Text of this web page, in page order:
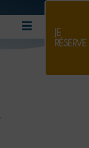
JE
RÉSERVE